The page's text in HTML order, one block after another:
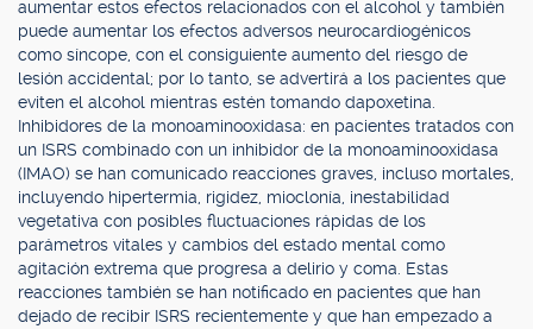
aumentar estos efectos relacionados con el alcohol y también
puede aumentar los efectos adversos neurocardiogénicos
como síncope, con el consiguiente aumento del riesgo de
lesión accidental; por lo tanto, se advertirá a los pacientes que
eviten el alcohol mientras estén tomando dapoxetina.
Inhibidores de la monoaminooxidasa: en pacientes tratados con
un ISRS combinado con un inhibidor de la monoaminooxidasa
(IMAO) se han comunicado reacciones graves, incluso mortales,
incluyendo hipertermia, rigidez, mioclonía, inestabilidad
vegetativa con posibles fluctuaciones rápidas de los
parámetros vitales y cambios del estado mental como
agitación extrema que progresa a delirio y coma. Estas
reacciones también se han notificado en pacientes que han
dejado de recibir ISRS recientemente y que han empezado a